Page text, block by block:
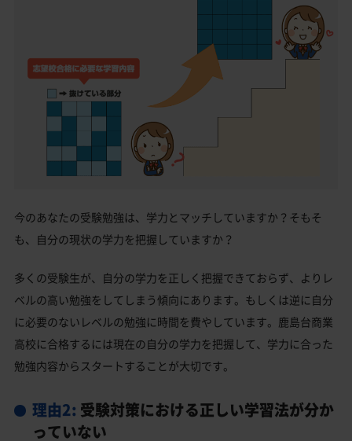
今のあなたの受験勉強は、学力とマッチしていますか？そもそ
も、自分の現状の学力を把握していますか？
多くの受験生が、自分の学力を正しく把握できておらず、よりレ
ベルの高い勉強をしてしまう傾向にあります。もしくは逆に自分
に必要のないレベルの勉強に時間を費やしています。鹿島台商業
高校に合格するには現在の自分の学力を把握して、学力に合った
勉強内容からスタートすることが大切です。
理由2: 受験対策における正しい学習法が分か
っていない